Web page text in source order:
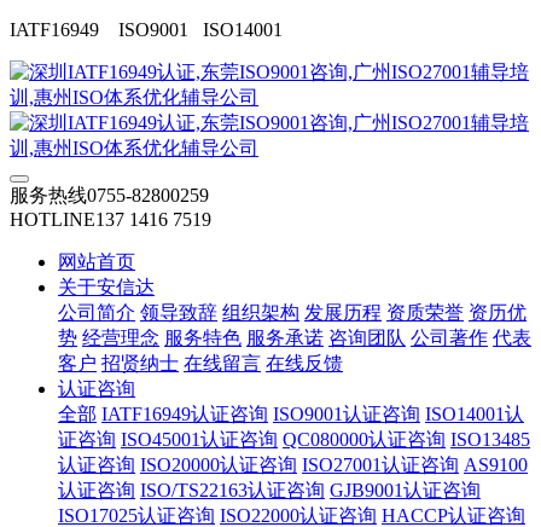
IATF16949 ISO9001 ISO14001
服务热线0755-82800259
HOTLINE137 1416 7519
网站首页
关于安信达
公司简介 领导致辞 组织架构 发展历程 资质荣誉 资历优
势 经营理念 服务特色 服务承诺 咨询团队 公司著作 代表
客户 招贤纳士 在线留言 在线反馈
认证咨询
全部 IATF16949认证咨询 ISO9001认证咨询 ISO14001认
证咨询 ISO45001认证咨询 QC080000认证咨询 ISO13485
认证咨询 ISO20000认证咨询 ISO27001认证咨询 AS9100
认证咨询 ISO/TS22163认证咨询 GJB9001认证咨询
ISO17025认证咨询 ISO22000认证咨询 HACCP认证咨询